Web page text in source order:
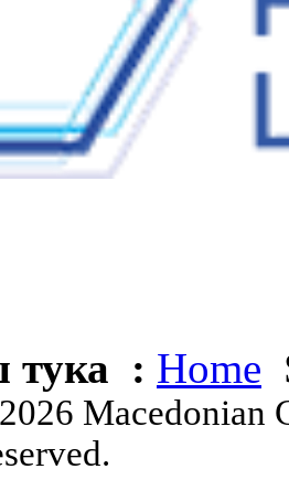
тука : Home
Macedonian